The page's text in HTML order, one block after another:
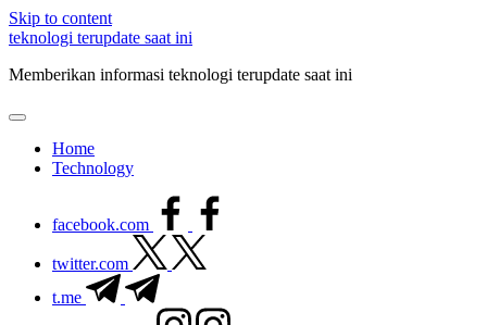
Skip to content
teknologi terupdate saat ini
Memberikan informasi teknologi terupdate saat ini
Home
Technology
facebook.com
twitter.com
t.me